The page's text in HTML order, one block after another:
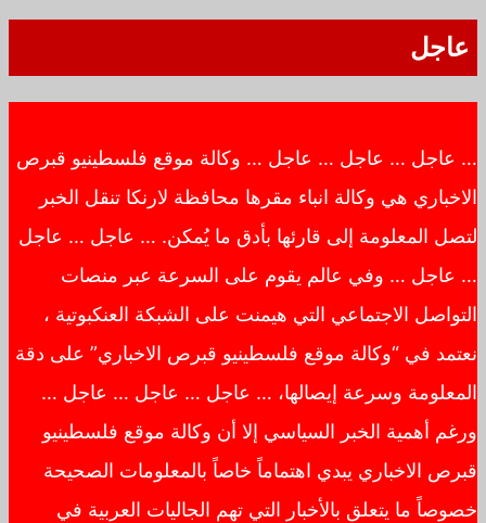
عاجل
… عاجل … عاجل … عاجل … وكالة موقع فلسطينيو قبرص
الاخباري هي وكالة انباء مقرها محافظة لارنكا تنقل الخبر
لتصل المعلومة إلى قارئها بأدق ما يُمكن. … عاجل … عاجل
… عاجل … وفي عالم يقوم على السرعة عبر منصات
التواصل الاجتماعي التي هيمنت على الشبكة العنكبوتية ،
نعتمد في “وكالة موقع فلسطينيو قبرص الاخباري” على دقة
المعلومة وسرعة إيصالها، … عاجل … عاجل … عاجل …
ورغم أهمية الخبر السياسي إلا أن وكالة موقع فلسطينيو
قبرص الاخباري يبدي اهتماماً خاصاً بالمعلومات الصحيحة
خصوصاً ما يتعلق بالأخبار التي تهم الجاليات العربية في